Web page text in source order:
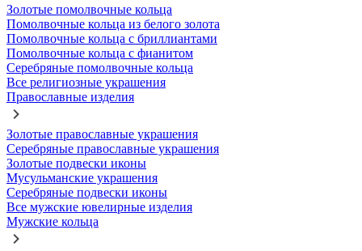
Золотые помолвочные кольца
Помолвочные кольца из белого золота
Помолвочные кольца с бриллиантами
Помолвочные кольца с фианитом
Серебряные помолвочные кольца
Все религиозные украшения
Православные изделия
Золотые православные украшения
Серебряные православные украшения
Золотые подвески иконы
Мусульманские украшения
Серебряные подвески иконы
Все мужские ювелирные изделия
Мужские кольца